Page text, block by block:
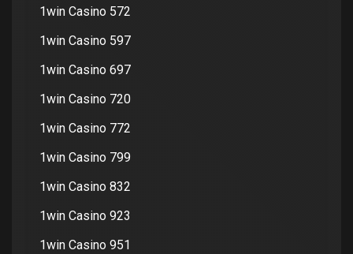
1win Casino 572
1win Casino 597
1win Casino 697
1win Casino 720
1win Casino 772
1win Casino 799
1win Casino 832
1win Casino 923
1win Casino 951